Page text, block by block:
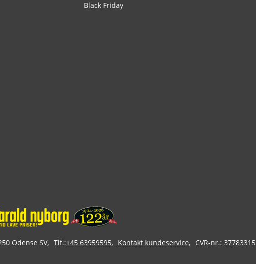
Black Friday
Odense SV Tlf.:+45 63959595 Kontakt kundeservice CVR-nr.: 37783315